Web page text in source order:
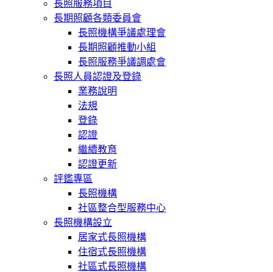
長照服務項目
長期照顧各類委員會
長照機構爭議處理會
長期照顧推動小組
長照服務爭議調處會
長照人員認證及登錄
業務說明
法規
登錄
認證
繼續教育
認證更新
評鑑專區
長照機構
社區整合型服務中心
長照機構設立
居家式長照機構
住宿式長照機構
社區式長照機構